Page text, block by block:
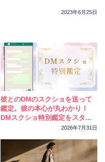
2023年6月25日
彼とのDMのスクショを送って
鑑定。彼の本心が丸わかり！
DMスクショ特別鑑定をスター
2026年7月31日